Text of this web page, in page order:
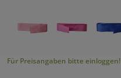
Für Preisangaben bitte einloggen!